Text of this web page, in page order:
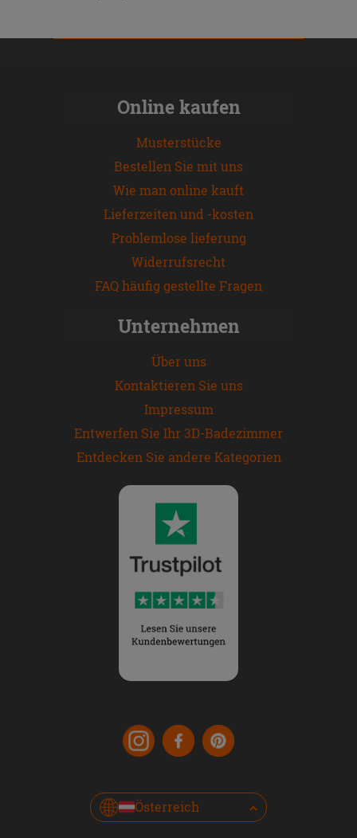
Online kaufen
Musterstücke
Bestellen Sie mit uns
Wie man online kauft
Lieferzeiten und -kosten
Problemlose lieferung
Widerrufsrecht
FAQ häufig gestellte Fragen
Unternehmen
Über uns
Kontaktieren Sie uns
Impressum
Entwerfen Sie Ihr 3D-Badezimmer
Entdecken Sie andere Kategorien
Österreich